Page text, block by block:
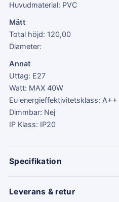
Huvudmaterial: PVC
Mått
Total höjd: 120,00
Diameter:
Annat
Uttag: E27
Watt: MAX 40W
Eu energieffektivitetsklass: A++
Dimmbar: Nej
IP Klass: IP20
Specifikation
Leverans & retur